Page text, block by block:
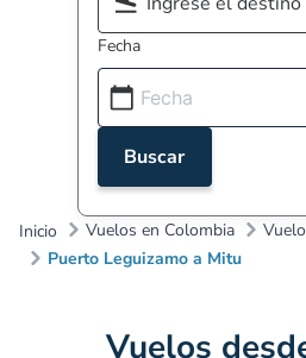
Fecha
Buscar
Inicio Vuelos en Colombia
Puerto Leguizamo a Mitu
Vuelos